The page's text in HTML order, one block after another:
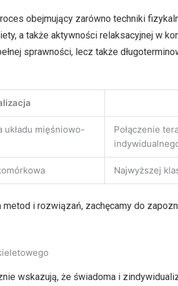
obejmujący zarówno techniki
a także aktywności relaksacyjnej w
sprawności, lecz także
układu mięśniowo-
Połączenie
Najwyższej
i rozwiązań, zachęcamy do
wskazują, że świadoma i